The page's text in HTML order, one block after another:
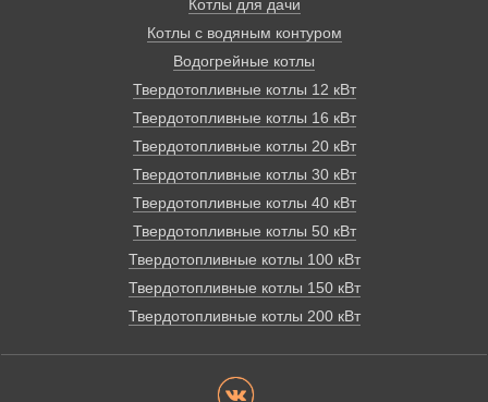
Котлы для дачи
Котлы с водяным контуром
Водогрейные котлы
Твердотопливные котлы 12 кВт
Твердотопливные котлы 16 кВт
Твердотопливные котлы 20 кВт
Твердотопливные котлы 30 кВт
Твердотопливные котлы 40 кВт
Твердотопливные котлы 50 кВт
Твердотопливные котлы 100 кВт
Твердотопливные котлы 150 кВт
Твердотопливные котлы 200 кВт